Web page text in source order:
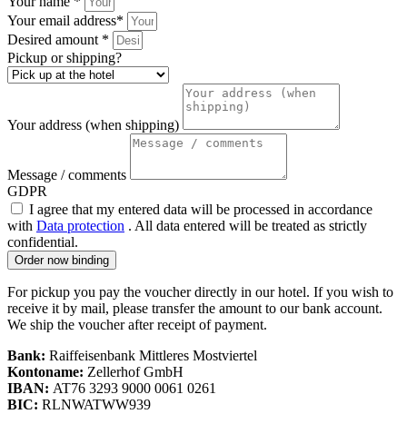
Your email address*
Desired amount *
Pickup or shipping?
Your address (when shipping)
Message / comments
GDPR
I agree that my entered data will be processed in accordance
with Data protection . All data entered will be treated as strictly
confidential.
Order now binding
For pickup you pay the voucher directly in our hotel. If you wish to
receive it by mail, please transfer the amount to our bank account.
We ship the voucher after receipt of payment.
Bank: Raiffeisenbank Mittleres Mostviertel
Kontoname: Zellerhof GmbH
IBAN: AT76 3293 9000 0061 0261
BIC: RLNWATWW939